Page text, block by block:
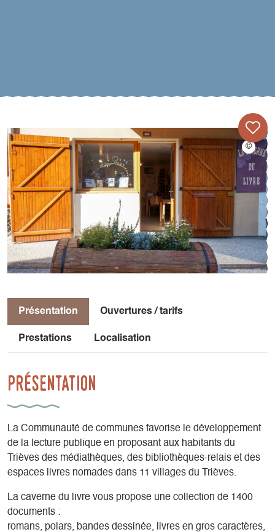
Présentation Ouvertures / tarifs
Prestations Localisation
Présentation
La Communauté de communes favorise le développement
de la lecture publique en proposant aux habitants du
Trièves des médiathèques, des bibliothèques-relais et des
espaces livres nomades dans 11 villages du Trièves.
La caverne du livre vous propose une collection de 1400
documents :
romans, polars, bandes dessinée, livres en gros caractères,